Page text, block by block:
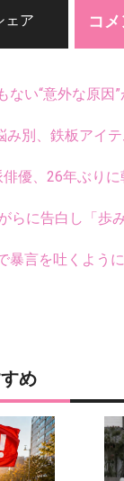
コ
ェア
い“意外な原因
別、鉄板アイ
優、26年ぶりに
らに告白し「歩
言を吐くよう
め